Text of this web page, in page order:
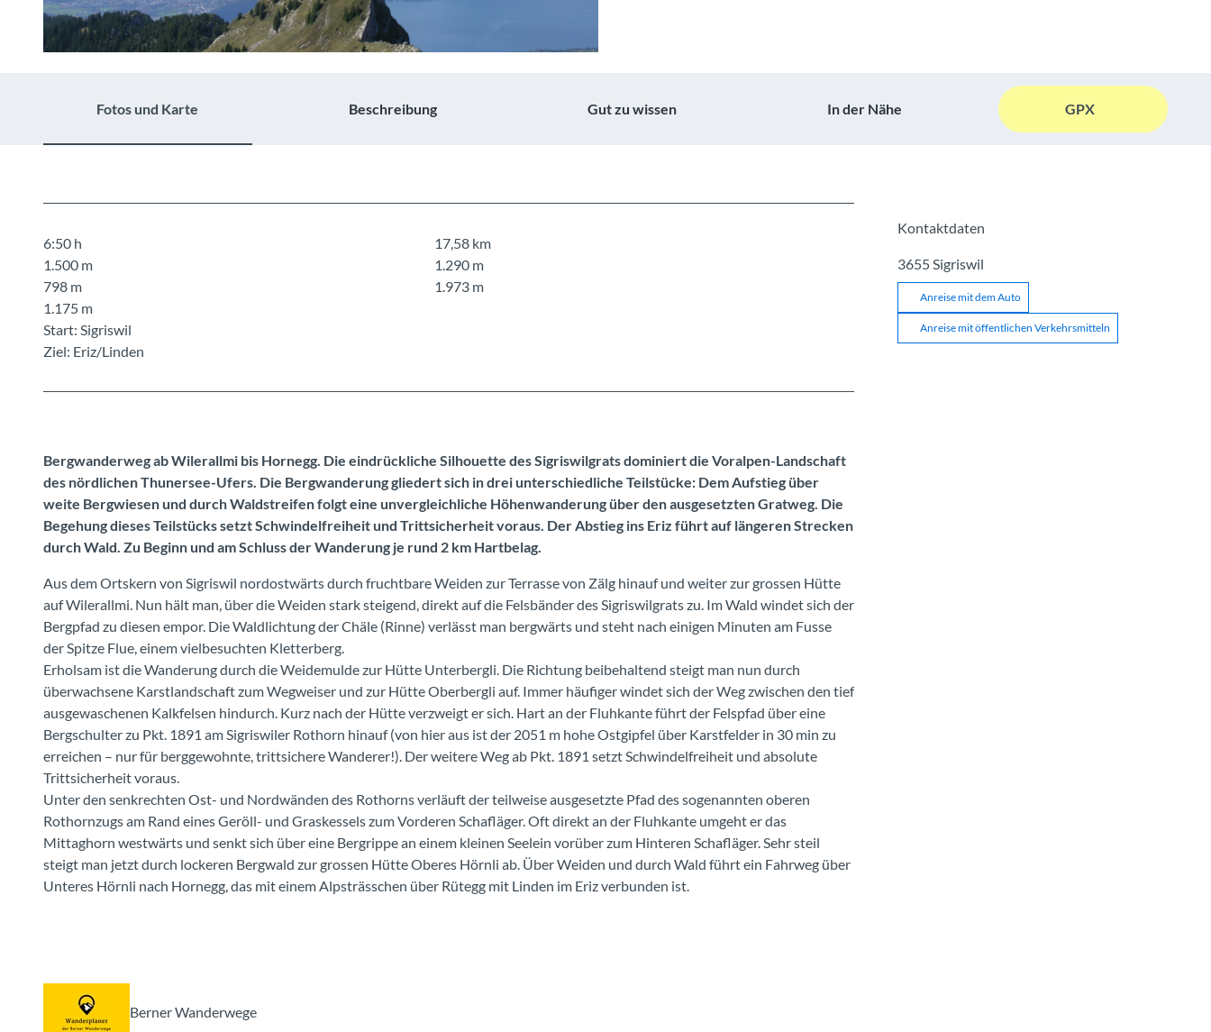
Fotos und Karte Beschreibung Gut zu wissen In der Nähe GPX
6:50 h
17,58 km
1.500 m
1.290 m
798 m
1.973 m
1.175 m
Start: Sigriswil
Ziel: Eriz/Linden
Bergwanderweg ab Wilerallmi bis Hornegg. Die eindrückliche Silhouette des Sigriswilgrats dominiert die Voralpen-Landschaft
des nördlichen Thunersee-Ufers. Die Bergwanderung gliedert sich in drei unterschiedliche Teilstücke: Dem Aufstieg über
weite Bergwiesen und durch Waldstreifen folgt eine unvergleichliche Höhenwanderung über den ausgesetzten Gratweg. Die
Begehung dieses Teilstücks setzt Schwindelfreiheit und Trittsicherheit voraus. Der Abstieg ins Eriz führt auf längeren Strecken
durch Wald. Zu Beginn und am Schluss der Wanderung je rund 2 km Hartbelag.
Aus dem Ortskern von Sigriswil nordostwärts durch fruchtbare Weiden zur Terrasse von Zälg hinauf und weiter zur grossen Hütte
auf Wilerallmi. Nun hält man, über die Weiden stark steigend, direkt auf die Felsbänder des Sigriswilgrats zu. Im Wald windet sich der
Bergpfad zu diesen empor. Die Waldlichtung der Chäle (Rinne) verlässt man bergwärts und steht nach einigen Minuten am Fusse
der Spitze Flue, einem vielbesuchten Kletterberg.
Erholsam ist die Wanderung durch die Weidemulde zur Hütte Unterbergli. Die Richtung beibehaltend steigt man nun durch
überwachsene Karstlandschaft zum Wegweiser und zur Hütte Oberbergli auf. Immer häufiger windet sich der Weg zwischen den tief
ausgewaschenen Kalkfelsen hindurch. Kurz nach der Hütte verzweigt er sich. Hart an der Fluhkante führt der Felspfad über eine
Bergschulter zu Pkt. 1891 am Sigriswiler Rothorn hinauf (von hier aus ist der 2051 m hohe Ostgipfel über Karstfelder in 30 min zu
erreichen – nur für berggewohnte, trittsichere Wanderer!). Der weitere Weg ab Pkt. 1891 setzt Schwindelfreiheit und absolute
Trittsicherheit voraus.
Unter den senkrechten Ost- und Nordwänden des Rothorns verläuft der teilweise ausgesetzte Pfad des sogenannten oberen
Rothornzugs am Rand eines Geröll- und Graskessels zum Vorderen Schafläger. Oft direkt an der Fluhkante umgeht er das
Mittaghorn westwärts und senkt sich über eine Bergrippe an einem kleinen Seelein vorüber zum Hinteren Schafläger. Sehr steil
steigt man jetzt durch lockeren Bergwald zur grossen Hütte Oberes Hörnli ab. Über Weiden und durch Wald führt ein Fahrweg über
Unteres Hörnli nach Hornegg, das mit einem Alpsträsschen über Rütegg mit Linden im Eriz verbunden ist.
Berner Wanderwege
Kontaktdaten
3655Sigriswil
Anreise mit dem Auto
Anreise mit öffentlichen Verkehrsmitteln